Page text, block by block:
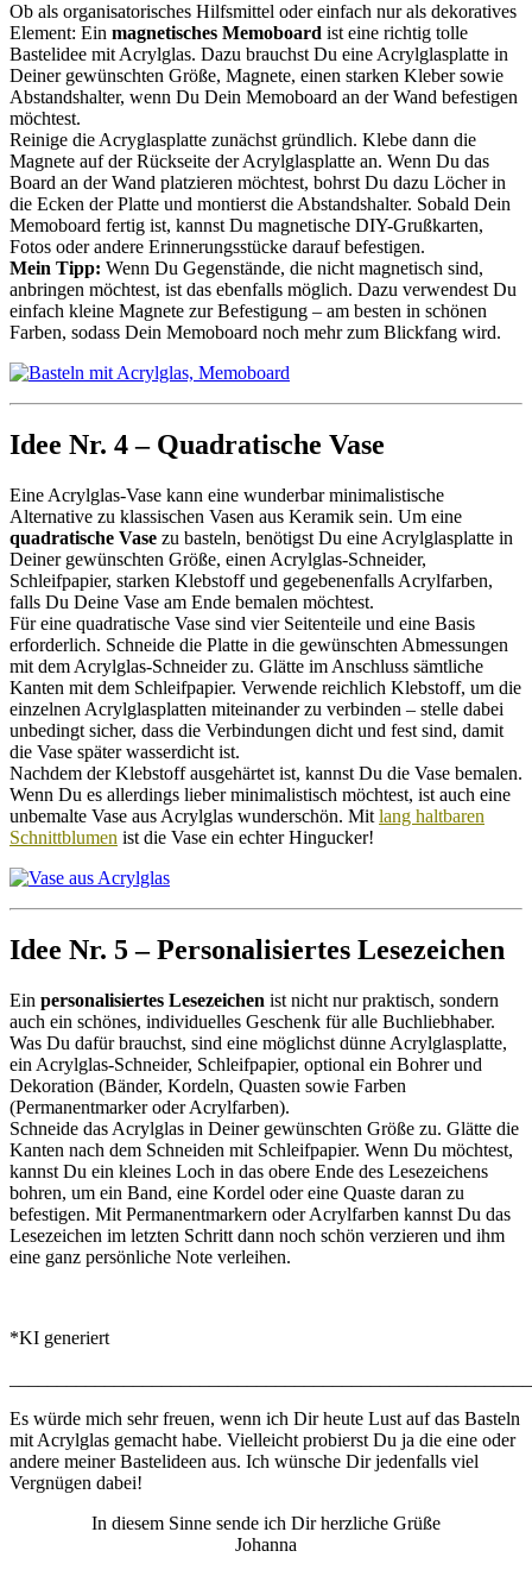
Ob als organisatorisches Hilfsmittel oder einfach nur als dekoratives
Element: Ein magnetisches Memoboard ist eine richtig tolle
Bastelidee mit Acrylglas. Dazu brauchst Du eine Acrylglasplatte in
Deiner gewünschten Größe, Magnete, einen starken Kleber sowie
Abstandshalter, wenn Du Dein Memoboard an der Wand befestigen
möchtest.
Reinige die Acryglasplatte zunächst gründlich. Klebe dann die
Magnete auf der Rückseite der Acrylglasplatte an. Wenn Du das
Board an der Wand platzieren möchtest, bohrst Du dazu Löcher in
die Ecken der Platte und montierst die Abstandshalter. Sobald Dein
Memoboard fertig ist, kannst Du magnetische DIY-Grußkarten,
Fotos oder andere Erinnerungsstücke darauf befestigen.
Mein Tipp: Wenn Du Gegenstände, die nicht magnetisch sind,
anbringen möchtest, ist das ebenfalls möglich. Dazu verwendest Du
einfach kleine Magnete zur Befestigung – am besten in schönen
Farben, sodass Dein Memoboard noch mehr zum Blickfang wird.
Idee Nr. 4 – Quadratische Vase
Eine Acrylglas-Vase kann eine wunderbar minimalistische
Alternative zu klassischen Vasen aus Keramik sein. Um eine
quadratische Vase zu basteln, benötigst Du eine Acrylglasplatte in
Deiner gewünschten Größe, einen Acrylglas-Schneider,
Schleifpapier, starken Klebstoff und gegebenenfalls Acrylfarben,
falls Du Deine Vase am Ende bemalen möchtest.
Für eine quadratische Vase sind vier Seitenteile und eine Basis
erforderlich. Schneide die Platte in die gewünschten Abmessungen
mit dem Acrylglas-Schneider zu. Glätte im Anschluss sämtliche
Kanten mit dem Schleifpapier. Verwende reichlich Klebstoff, um die
einzelnen Acrylglasplatten miteinander zu verbinden – stelle dabei
unbedingt sicher, dass die Verbindungen dicht und fest sind, damit
die Vase später wasserdicht ist.
Nachdem der Klebstoff ausgehärtet ist, kannst Du die Vase bemalen.
Wenn Du es allerdings lieber minimalistisch möchtest, ist auch eine
unbemalte Vase aus Acrylglas wunderschön. Mit lang haltbaren
Schnittblumen ist die Vase ein echter Hingucker!
Idee Nr. 5 – Personalisiertes Lesezeichen
Ein personalisiertes Lesezeichen ist nicht nur praktisch, sondern
auch ein schönes, individuelles Geschenk für alle Buchliebhaber.
Was Du dafür brauchst, sind eine möglichst dünne Acrylglasplatte,
ein Acrylglas-Schneider, Schleifpapier, optional ein Bohrer und
Dekoration (Bänder, Kordeln, Quasten sowie Farben
(Permanentmarker oder Acrylfarben).
Schneide das Acrylglas in Deiner gewünschten Größe zu. Glätte die
Kanten nach dem Schneiden mit Schleifpapier. Wenn Du möchtest,
kannst Du ein kleines Loch in das obere Ende des Lesezeichens
bohren, um ein Band, eine Kordel oder eine Quaste daran zu
befestigen. Mit Permanentmarkern oder Acrylfarben kannst Du das
Lesezeichen im letzten Schritt dann noch schön verzieren und ihm
eine ganz persönliche Note verleihen.
*KI generiert
Es würde mich sehr freuen, wenn ich Dir heute Lust auf das Basteln
mit Acrylglas gemacht habe. Vielleicht probierst Du ja die eine oder
andere meiner Bastelideen aus. Ich wünsche Dir jedenfalls viel
Vergnügen dabei!
In diesem Sinne sende ich Dir herzliche Grüße
Johanna